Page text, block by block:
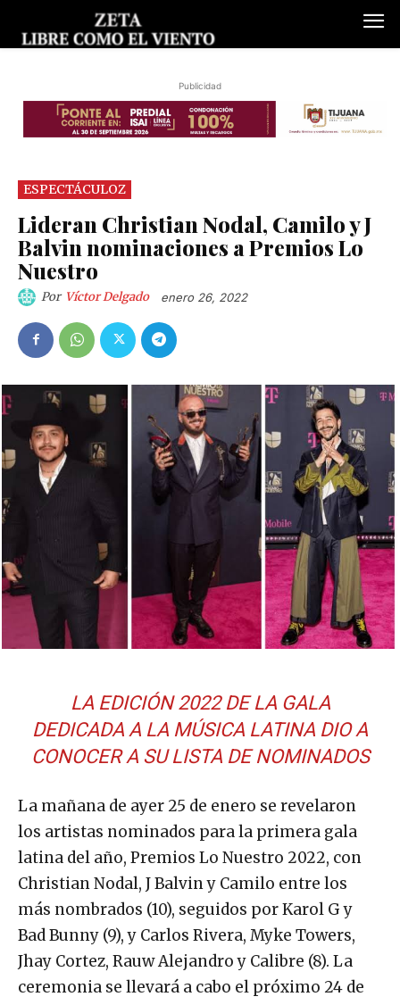
Publicidad
ESPECTÁCULOZ
Lideran Christian Nodal, Camilo y J
Balvin nominaciones a Premios Lo
Nuestro
Por Víctor Delgado enero 26, 2022
LA EDICIÓN 2022 DE LA GALA
DEDICADA A LA MÚSICA LATINA DIO A
CONOCER A SU LISTA DE NOMINADOS
La mañana de ayer 25 de enero se revelaron
los artistas nominados para la primera gala
latina del año, Premios Lo Nuestro 2022, con
Christian Nodal, J Balvin y Camilo entre los
más nombrados (10), seguidos por Karol G y
Bad Bunny (9), y Carlos Rivera, Myke Towers,
Jhay Cortez, Rauw Alejandro y Calibre (8). La
ceremonia se llevará a cabo el próximo 24 de